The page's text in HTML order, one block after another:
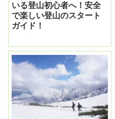
いる登山初心者へ！安全
で楽しい登山のスタート
ガイド！